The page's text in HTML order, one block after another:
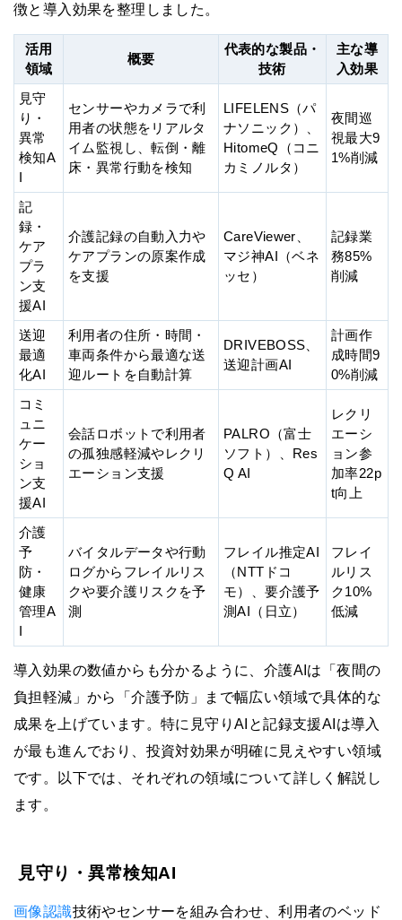
徴と導入効果を整理しました。
活用
領域
概要
代表的な製品・
技術
主な導
入効果
見守
り・
異常
検知A
I
センサーやカメラで利
用者の状態をリアルタ
イム監視し、転倒・離
床・異常行動を検知
LIFELENS（パ
ナソニック）、
HitomeQ（コニ
カミノルタ）
夜間巡
視最大9
1%削減
記
録・
ケア
プラ
ン支
援AI
介護記録の自動入力や
ケアプランの原案作成
を支援
CareViewer、
マジ神AI（ベネ
ッセ）
記録業
務85%
削減
送迎
最適
化AI
利用者の住所・時間・
車両条件から最適な送
迎ルートを自動計算
DRIVEBOSS、
送迎計画AI
計画作
成時間9
0%削減
コミ
ュニ
ケー
ショ
ン支
援AI
会話ロボットで利用者
の孤独感軽減やレクリ
エーション支援
PALRO（富士
ソフト）、Res
Q AI
レクリ
エーシ
ョン参
加率22p
t向上
介護
予
防・
健康
管理A
I
バイタルデータや行動
ログからフレイルリス
クや要介護リスクを予
測
フレイル推定AI
（NTTドコ
モ）、要介護予
測AI（日立）
フレイ
ルリス
ク10%
低減
導入効果の数値からも分かるように、介護AIは「夜間の
負担軽減」から「介護予防」まで幅広い領域で具体的な
成果を上げています。特に見守りAIと記録支援AIは導入
が最も進んでおり、投資対効果が明確に見えやすい領域
です。以下では、それぞれの領域について詳しく解説し
ます。
見守り・異常検知AI
画像認識技術やセンサーを組み合わせ、利用者のベッド